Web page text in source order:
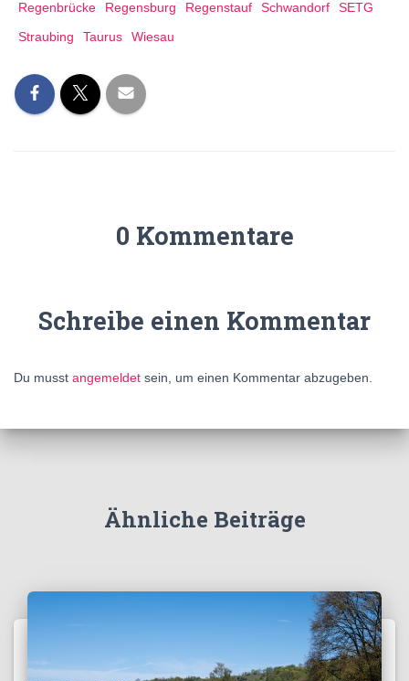
Regenbrücke
Regensburg Regenstauf Schwandorf
SETG
Straubing
Taurus Wiesau
0 Kommentare
Schreibe einen Kommentar
Du musst angemeldet sein, um einen Kommentar abzugeben.
Ähnliche Beiträge